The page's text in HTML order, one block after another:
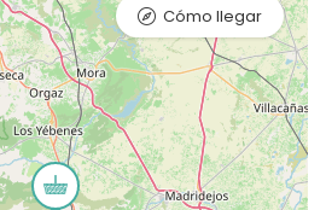
Cómo llegar